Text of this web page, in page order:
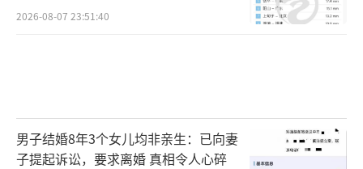
2026-08-07 23:51:40
男子结婚8年3个女儿均非亲生：已向妻
子提起诉讼，要求离婚 真相令人心碎